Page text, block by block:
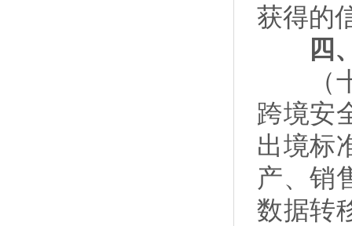
获得的
四、
（十
跨境安
出境标
产、销
数据转